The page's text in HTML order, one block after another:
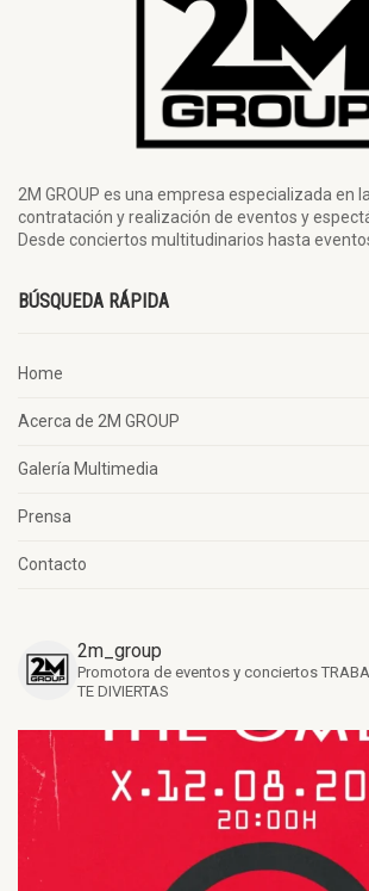
2M GROUP es una empresa especializada en
contratación y realización de eventos y
Desde conciertos multitudinarios hasta
BÚSQUEDA RÁPIDA
Home
Acerca de 2M GROUP
Galería Multimedia
Prensa
Contacto
2m_group
Promotora de eventos y conciertos
TE DIVIERTAS